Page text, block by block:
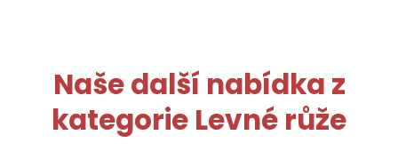
Naše další nabídka z
kategorie Levné růže